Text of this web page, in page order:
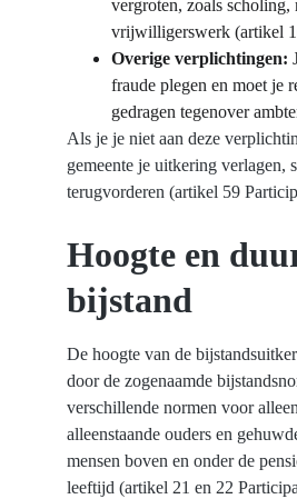
vergroten, zoals scholing,
vrijwilligerswerk (artikel
Overige verplichtingen:
fraude plegen en moet je
gedragen tegenover
Als je je niet aan deze
gemeente je uitkering verlagen,
terugvorderen (artikel 59
Hoogte en
bijstand
De hoogte van de
door de zogenaamde
verschillende normen voor
alleenstaande ouders en
mensen boven en onder de
leeftijd (artikel 21 en 22